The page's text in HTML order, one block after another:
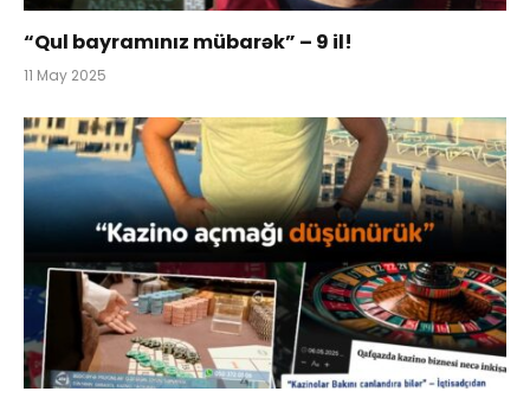
“Qul bayramınız mübarək” – 9 il!
11 May 2025